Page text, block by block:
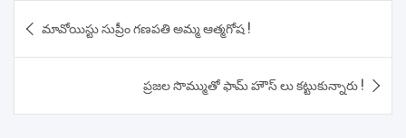
navigation
మావోయిస్టు సుప్రీం గణపతి అమ్మ ఆత్మగోష !
ప్రజల సొమ్ముతో ఫామ్ హౌస్ లు కట్టుకున్నారు !